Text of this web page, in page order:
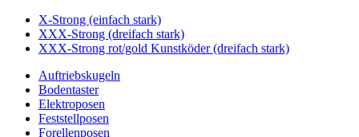
X-Strong (einfach stark)
XXX-Strong (dreifach stark)
XXX-Strong rot/gold Kunstköder (dreifach stark)
Auftriebskugeln
Bodentaster
Elektroposen
Feststellposen
Forellenposen